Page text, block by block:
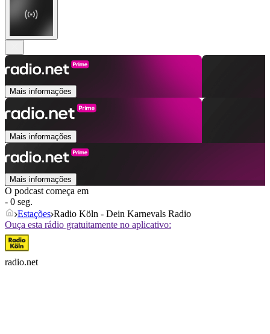
Mais informações
Mais informações
Mais informações
O podcast começa em
- 0 seg.
Estações Radio Köln - Dein Karnevals Radio
Ouça esta rádio gratuitamente no aplicativo:
radio.net